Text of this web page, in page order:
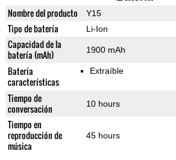
Nombre del producto Y15
Tipo de batería Li-Ion
Capacidad de la
batería (mAh)
1900 mAh
Batería
características
Extraíble
Tiempo de
conversación
10 hours
Tiempo en
reproducción de
música
45 hours